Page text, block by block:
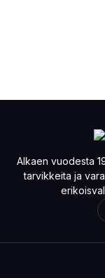
Alkaen vuodesta
tarvikkeita ja